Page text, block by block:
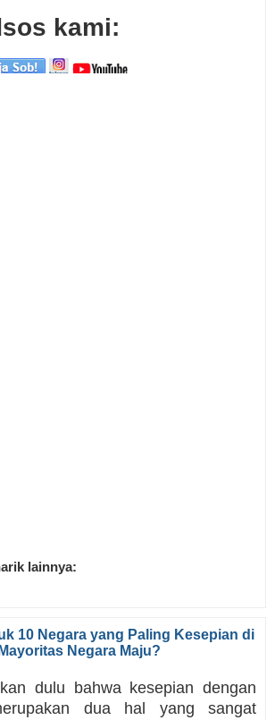
kami:
lainnya:
10 Negara yang Paling Kesepian di
Negara Maju?
dulu bahwa kesepian dengan
dua hal yang sangat